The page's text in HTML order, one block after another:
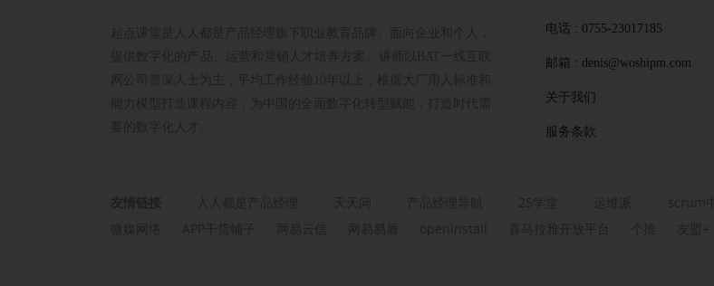
电话 : 0755-23017185
邮箱 : denis@woshipm.com
关于我们
服务条款